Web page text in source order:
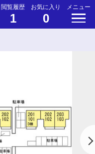
閲覧履歴
1
お気に入り
0
メニュー